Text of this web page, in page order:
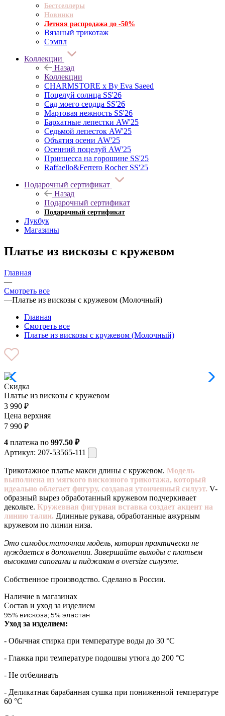
Бестселлеры
Новинки
Летняя распродажа до -50%
Вязаный трикотаж
Сэмпл
Коллекции
Назад
Коллекции
CHARMSTORE х By Eva Saeed
Поцелуй солнца SS'26
Сад моего сердца SS'26
Мартовая нежность SS'26
Бархатные лепестки AW'25
Седьмой лепесток AW'25
Объятия осени AW'25
Осенний поцелуй AW'25
Принцесса на горошине SS'25
Raffaello&Ferrero Rocher SS'25
Подарочный сертификат
Назад
Подарочный сертификат
Подарочный сертификат
Лукбук
Магазины
Платье из вискозы с кружевом
Главная
—
Смотреть все
—Платье из вискозы с кружевом (Молочный)
Главная
Смотреть все
Платье из вискозы с кружевом (Молочный)
Скидка
Платье из вискозы с кружевом
3 990 ₽
Цена верхняя
7 990 ₽
4 платежа по 997.50 ₽
Артикул: 207-53565-111
Трикотажное платье макси длины с кружевом. Модель
выполнена из мягкого вискозного трикотажа, который
идеально облегает фигуру, создавая утонченный силуэт. V-
образный вырез обработанный кружевом подчеркивает
декольте. Кружевная фигурная вставка создает акцент на
линию талии. Длинные рукава, обработанные ажурным
кружевом по линии низа.
Это самодостаточная модель, которая практически не
нуждается в дополнении. Завершайте выходы с платьем
высокими сапогами и пиджаком в oversize силуэте.
Собственное производство. Сделано в России.
Наличие в магазинах
Состав и уход за изделием
95% вискоза; 5% эластан
Уход за изделием:
- Обычная стирка при температуре воды до 30 °C
- Глажка при температуре подошвы утюга до 200 °C
- Не отбеливать
- Деликатная барабанная сушка при пониженной температуре
60 °C